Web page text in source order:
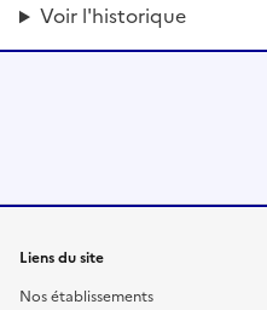
Voir l'historique
Liens du site
Nos établissements